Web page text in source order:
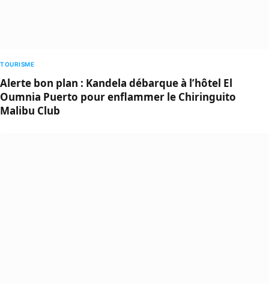
TOURISME
Alerte bon plan : Kandela débarque à l’hôtel El
Oumnia Puerto pour enflammer le Chiringuito
Malibu Club